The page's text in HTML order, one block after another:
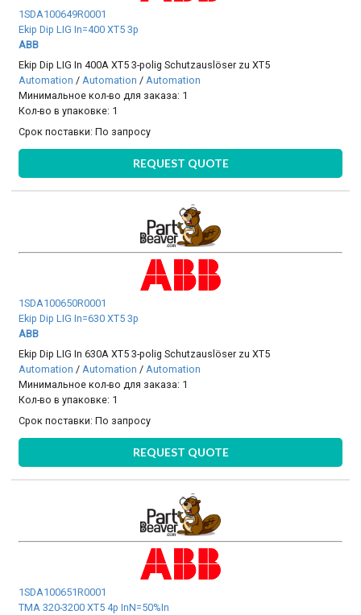
1SDA100649R0001
Ekip Dip LIG In=400 XT5 3p
ABB
Ekip Dip LIG In 400A XT5 3-polig Schutzauslöser zu XT5
Automation /Automation /Automation
Минимальное кол-во для заказа: 1
Кол-во в упаковке: 1
Срок поставки:По запросу
REQUEST QUOTE
1SDA100650R0001
Ekip Dip LIG In=630 XT5 3p
ABB
Ekip Dip LIG In 630A XT5 3-polig Schutzauslöser zu XT5
Automation /Automation /Automation
Минимальное кол-во для заказа: 1
Кол-во в упаковке: 1
Срок поставки:По запросу
REQUEST QUOTE
1SDA100651R0001
TMA 320-3200 XT5 4p InN=50%In